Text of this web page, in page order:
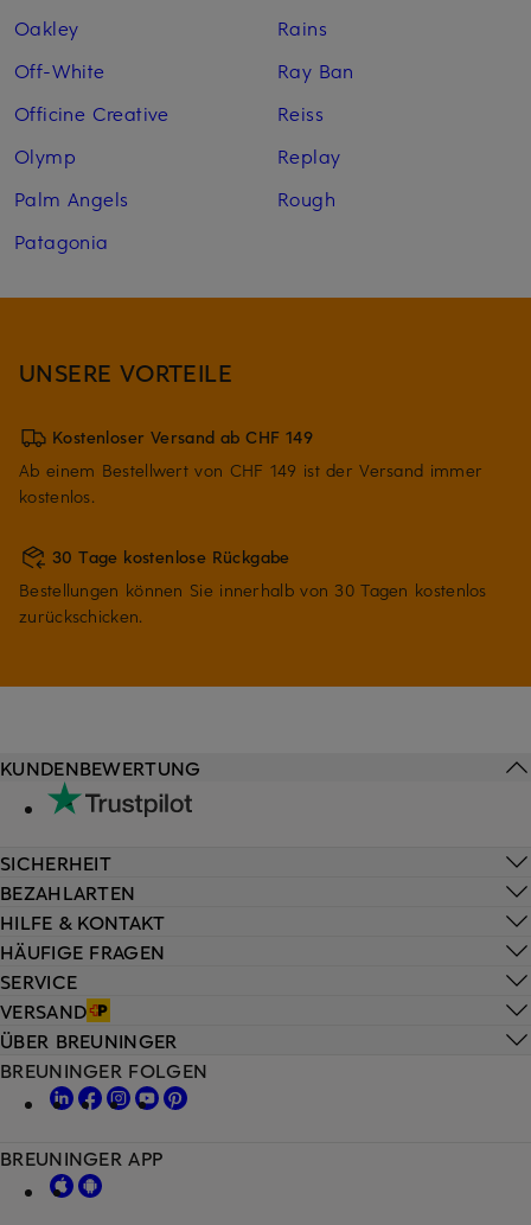
Oakley
Off-White
Officine Creative
Olymp
Palm Angels
Patagonia
Rains
Ray Ban
Reiss
Replay
Rough
UNSERE VORTEILE
Kostenloser Versand ab CHF 149
Ab einem Bestellwert von CHF 149 ist der Versand immer
kostenlos.
30 Tage kostenlose Rückgabe
Bestellungen können Sie innerhalb von 30 Tagen kostenlos
zurückschicken.
HILFE & KONTAKT
HÄUFIGE FRAGEN
SERVICE
VERSAND
KUNDENBEWERTUNG
SICHERHEIT
BEZAHLARTEN
ÜBER BREUNINGER
BREUNINGER FOLGEN
BREUNINGER APP